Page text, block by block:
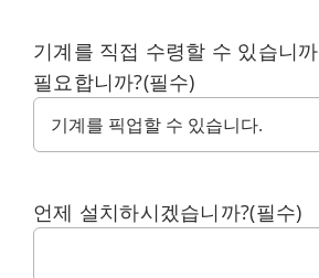
기계를 직접 수령할 수 있습니
필요합니까?(필수)
언제 설치하시겠습니까?(필수)